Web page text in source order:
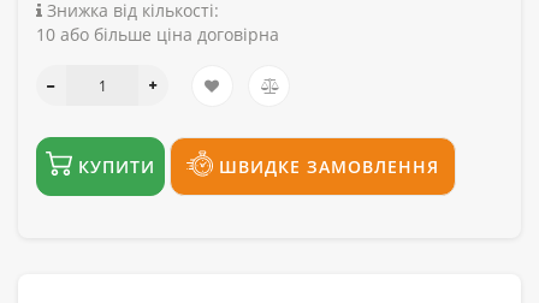
Знижка від кількості:
10 або більше ціна договірна
КУПИТИ ШВИДКЕ ЗАМОВЛЕННЯ